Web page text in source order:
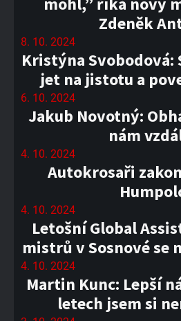
Zdeněk
8. 10. 2024
Kristýna Svobodová:
jet na jistotu a
6. 10. 2024
Jakub Novotný:
nám
4. 10. 2024
Autokrosaři
4. 10. 2024
Letošní Global
mistrů v Sosnové
4. 10. 2024
Martin Kunc: Lepší
letech jsem si